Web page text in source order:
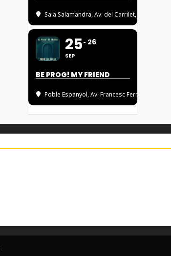
Sala Salamandra, Av. del Carrilet, 235, 08907
25
SEP
26
BE PROG! MY FRIEND
Poble Espanyol, Av. Francesc Ferrer i Guàrdia,